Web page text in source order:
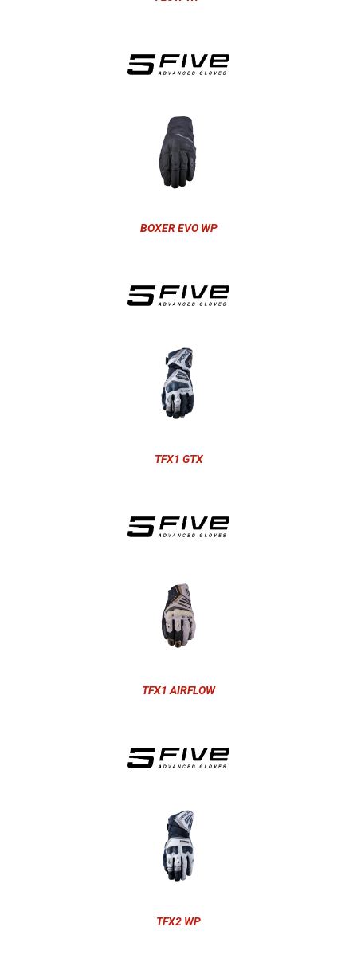
BOXER EVO WP
TFX1 GTX
TFX1 AIRFLOW
TFX2 WP